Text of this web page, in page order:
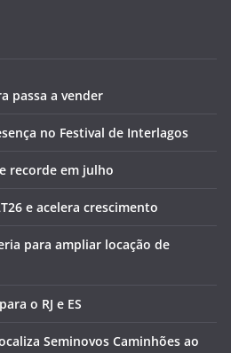
passa a vender
no Festival de Interlagos
recorde em julho
e acelera crescimento
para ampliar locação de
o RJ e ES
Seminovos Caminhões ao